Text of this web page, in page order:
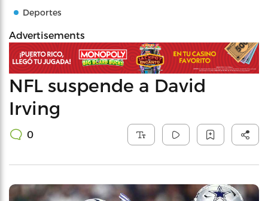
Deportes
Advertisements
NFL suspende a David
Irving
0